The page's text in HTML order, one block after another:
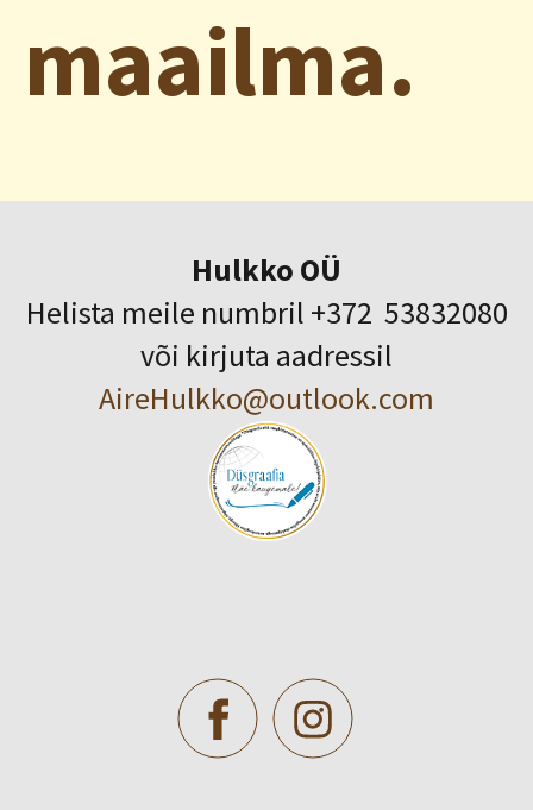
maailma.
Hulkko OÜ
Helista meile numbril +372 53832080
või kirjuta aadressil
AireHulkko@outlook.com